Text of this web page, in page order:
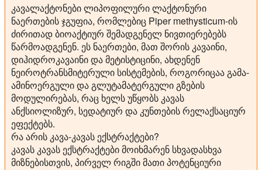
კავალაქტონები ლიპოფილური ლაქტონური
ნაერთების ჯგუფია, რომლებიც Piper methysticum-ის
ძირითად ბიოაქტიურ შემადგენელ ნივთიერებებს
წარმოადგენენ. ეს ნაერთები, მათ შორის კავაინი,
დიჰიდროკავაინი და მეტისტიცინი, ახდენენ
ნეიროტრანსმიტერული სისტემების, როგორიცაა გამა-
ამინოერგული და გლუტამატერგული გზების
მოდულირებას, რაც ხელს უწყობს კავას
ანქსიოლიზურ, სედატიურ და კუნთების რელაქსაციურ
ეფექტებს.
რა არის კავა-კავას ექსტრაქტები?
კავას კავას ექსტრაქტები მოიხმარენ სხვადასხვა
მიზნებისთვის, პირველ რიგში მათი პოტენციური